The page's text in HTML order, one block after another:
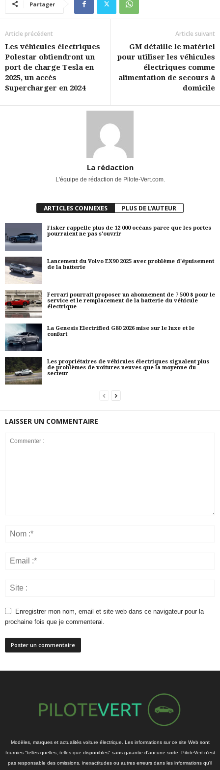
Partager
Article précédent
Les véhicules électriques
Polestar obtiendront un
port de charge Tesla en
2025, un accès
Supercharger en 2024
Article suivant
GM détaille le matériel
pour utiliser les véhicules
électriques comme
alimentation de secours à
domicile
La rédaction
L'équipe de rédaction de Pilote-Vert.com.
ARTICLES CONNEXES PLUS DE L'AUTEUR
Fisker rappelle plus de 12 000 océans parce que les portes
pourraient ne pas s'ouvrir
Lancement du Volvo EX90 2025 avec problème d'épuisement
de la batterie
Ferrari pourrait proposer un abonnement de 7 500 $ pour le
service et le remplacement de la batterie du véhicule
électrique
La Genesis Electrified G80 2026 mise sur le luxe et le
confort
Les propriétaires de véhicules électriques signalent plus
de problèmes de voitures neuves que la moyenne du
secteur
LAISSER UN COMMENTAIRE
Enregistrer mon nom, email et site web dans ce navigateur pour la
prochaine fois que je commenterai.
Modèles, marques et actualités voiture électrique. Les informations sur ce site Web sont
fournies "telles quelles, telles que disponibles" sans garantie d'aucune sorte. PiloteVert n'est
pas responsable des omissions, inexactitudes ou autres erreurs dans les informations qu'il